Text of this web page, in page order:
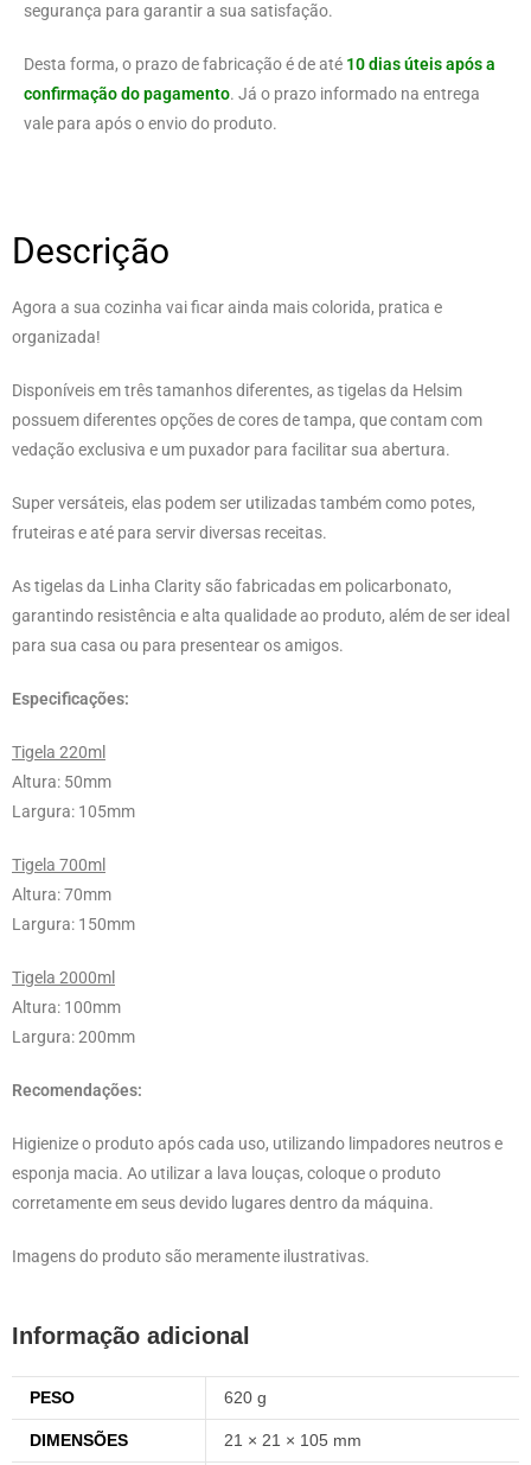
segurança para garantir a sua satisfação.
Desta forma, o prazo de fabricação é de até 10 dias úteis após a
confirmação do pagamento. Já o prazo informado na entrega
vale para após o envio do produto.
Descrição
Agora a sua cozinha vai ficar ainda mais colorida, pratica e
organizada!
Disponíveis em três tamanhos diferentes, as tigelas da Helsim
possuem diferentes opções de cores de tampa, que contam com
vedação exclusiva e um puxador para facilitar sua abertura.
Super versáteis, elas podem ser utilizadas também como potes,
fruteiras e até para servir diversas receitas.
As tigelas da Linha Clarity são fabricadas em policarbonato,
garantindo resistência e alta qualidade ao produto, além de ser ideal
para sua casa ou para presentear os amigos.
Especificações:
Tigela 220ml
Altura: 50mm
Largura: 105mm
Tigela 700ml
Altura: 70mm
Largura: 150mm
Tigela 2000ml
Altura: 100mm
Largura: 200mm
Recomendações:
Higienize o produto após cada uso, utilizando limpadores neutros e
esponja macia. Ao utilizar a lava louças, coloque o produto
corretamente em seus devido lugares dentro da máquina.
Imagens do produto são meramente ilustrativas.
Informação adicional
PESO 620 g
DIMENSÕES 21 × 21 × 105 mm